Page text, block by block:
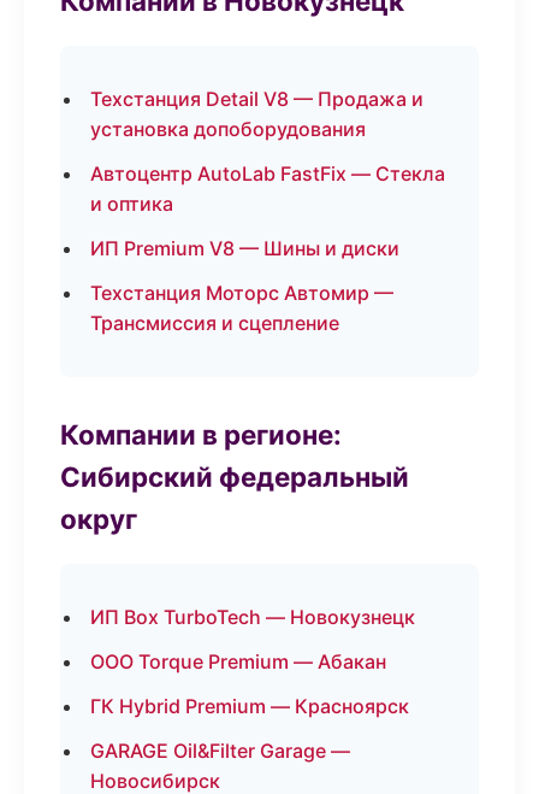
Техстанция Detail V8 — Продажа и
установка допоборудования
Автоцентр AutoLab FastFix — Стекла
и оптика
ИП Premium V8 — Шины и диски
Техстанция Моторс Автомир —
Трансмиссия и сцепление
Компании в регионе:
Сибирский федеральный
округ
ИП Box TurboTech — Новокузнецк
ООО Torque Premium — Абакан
ГК Hybrid Premium — Красноярск
GARAGE Oil&Filter Garage —
Новосибирск